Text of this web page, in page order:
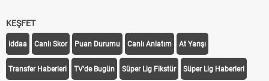
KEŞFET
iddaa Canlı Skor Puan Durumu Canlı Anlatım At Yarışı
Transfer Haberleri TV'de Bugün Süper Lig Fikstür Süper Lig Haberleri